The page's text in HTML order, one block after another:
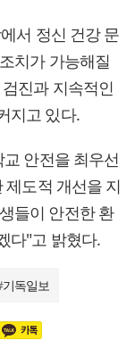
서 정신 건강 문
치가 가능해질
진과 지속적인
지고 있다.
안전을 최우선
제도적 개선을 지
들이 안전한 환
다"고 밝혔다.
기독일보